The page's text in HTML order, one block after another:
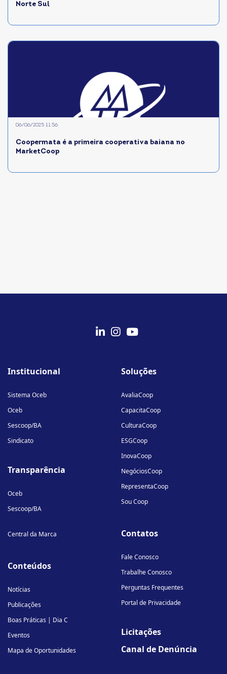
Norte Sul
Coopermata é a primeira cooperativa baiana no
MarketCoop
06/06/2025 11:56
linkedin-
instagram
youtube
Institucional
Sistema Oceb
Oceb
Sescoop/BA
Sindicato
Transparência
Oceb
Sescoop/BA
Central da Marca
Conteúdos
Notícias
Publicações
Boas Práticas | Dia C
Eventos
Mapa de Oportunidades
Soluções
AvaliaCoop
CapacitaCoop
CulturaCoop
ESGCoop
InovaCoop
NegóciosCoop
RepresentaCoop
Sou Coop
Contatos
Fale Conosco
Trabalhe Conosco
Perguntas Frequentes
Portal de Privacidade
Licitações
Canal de Denúncia